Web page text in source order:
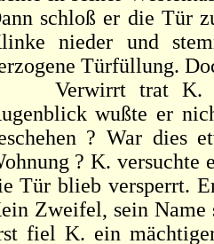
schloß er die Tür
nieder und
Türfüllung.
trat K.
wußte er
? War dies
? K. versuchte
Tür blieb versperrt.
Zweifel, sein Name
fiel K. ein